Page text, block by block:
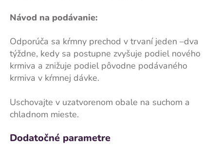
Návod na podávanie:
Odporúča sa kŕmny prechod v trvaní jeden –dva
týždne, kedy sa postupne zvyšuje podiel nového
krmiva a znižuje podiel pôvodne podávaného
krmiva v kŕmnej dávke.
Uschovajte v uzatvorenom obale na suchom a
chladnom mieste.
Dodatočné parametre